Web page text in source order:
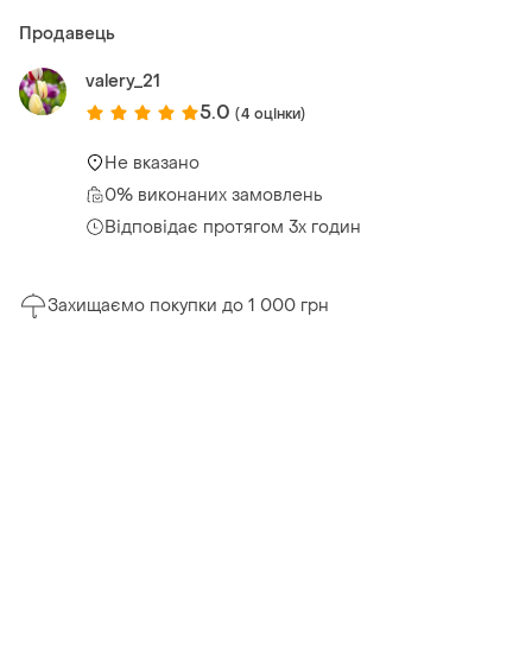
Продавець
valery_21
5.0 (4 оцінки)
Не вказано
0% виконаних замовлень
Відповідає протягом 3х годин
Захищаємо покупки до 1 000 грн